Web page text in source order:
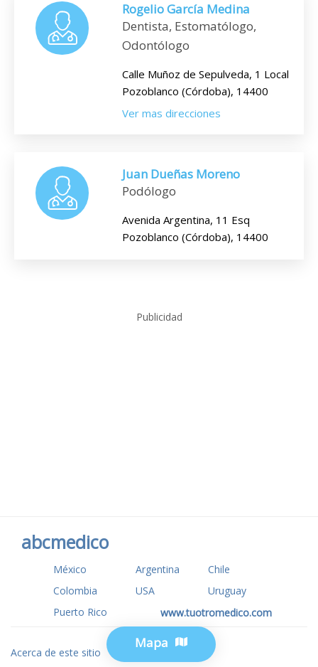
Rogelio García Medina
Dentista, Estomatólogo,
Odontólogo
Calle Muñoz de Sepulveda, 1 Local
Pozoblanco (Córdoba), 14400
Ver mas direcciones
Juan Dueñas Moreno
Podólogo
Avenida Argentina, 11 Esq
Pozoblanco (Córdoba), 14400
Mapa
Publicidad
abcmedico
México Argentina
Chile
Colombia
USA
Uruguay
Puerto Rico
www.tuotromedico.com
Acerca de este sitio Privacidad